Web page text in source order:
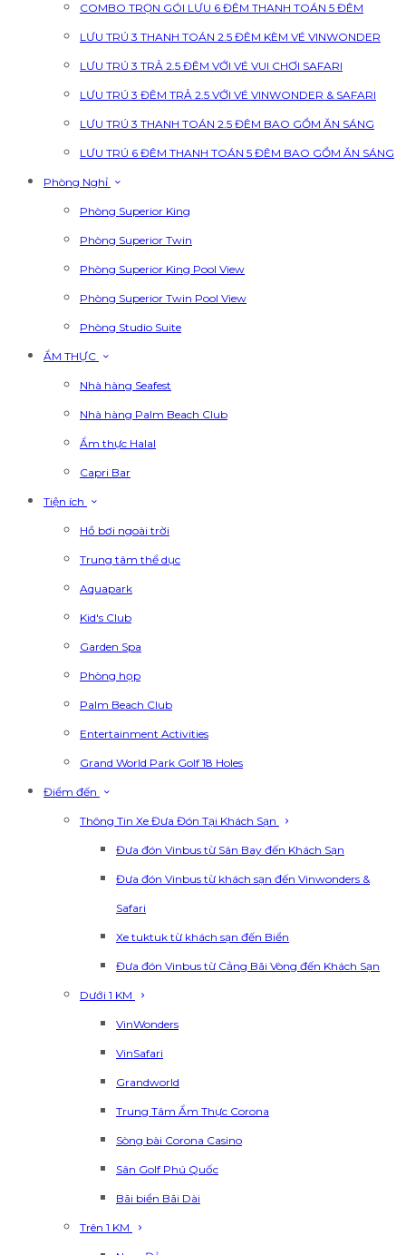
COMBO TRỌN GÓI LƯU 6 ĐÊM THANH TOÁN 5 ĐÊM
LƯU TRÚ 3 THANH TOÁN 2.5 ĐÊM KÈM VÉ VINWONDER
LƯU TRÚ 3 TRẢ 2.5 ĐÊM VỚI VÉ VUI CHƠI SAFARI
LƯU TRÚ 3 ĐÊM TRẢ 2.5 VỚI VÉ VINWONDER & SAFARI
LƯU TRÚ 3 THANH TOÁN 2.5 ĐÊM BAO GỒM ĂN SÁNG
LƯU TRÚ 6 ĐÊM THANH TOÁN 5 ĐÊM BAO GỒM ĂN SÁNG
Phòng Nghỉ
Phòng Superior King
Phòng Superior Twin
Phòng Superior King Pool View
Phòng Superior Twin Pool View
Phòng Studio Suite
ẨM THỰC
Nhà hàng Seafest
Nhà hàng Palm Beach Club
Ẩm thực Halal
Capri Bar
Tiện ích
Hồ bơi ngoài trời
Trung tâm thể dục
Aquapark
Kid's Club
Garden Spa
Phòng họp
Palm Beach Club
Entertainment Activities
Grand World Park Golf 18 Holes
Điểm đến
Thông Tin Xe Đưa Đón Tại Khách Sạn
Đưa đón Vinbus từ Sân Bay đến Khách Sạn
Đưa đón Vinbus từ khách sạn đến Vinwonders &
Safari
Xe tuktuk từ khách sạn đến Biển
Đưa đón Vinbus từ Cảng Bãi Vòng đến Khách Sạn
Dưới 1 KM
VinWonders
VinSafari
Grandworld
Trung Tâm Ẩm Thực Corona
Sòng bài Corona Casino
Sân Golf Phú Quốc
Bãi biển Bãi Dài
Trên 1 KM